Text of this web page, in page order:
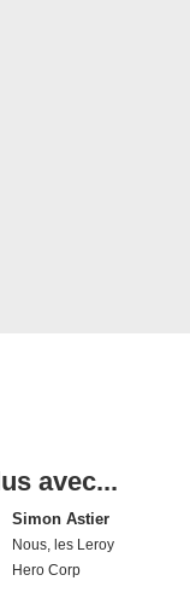
avec...
Simon Astier
Nous, les Leroy
Hero Corp